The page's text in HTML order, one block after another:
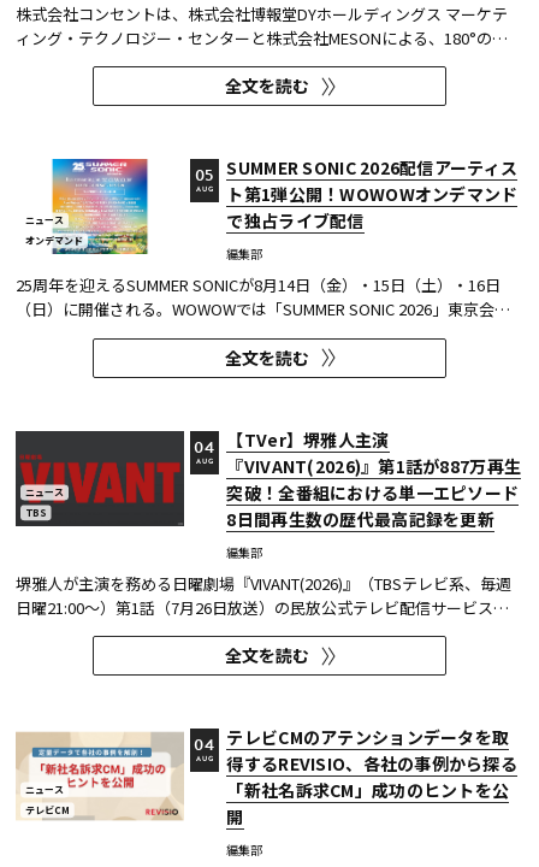
株式会社コンセントは、株式会社博報堂DYホールディングス マーケテ
ィング・テクノロジー・センターと株式会社MESONによる、180°の視
野角のImmersive Video（以下、イマーシブビデオ）を実験刺激に用い
た心理実験に協力し、そのプレプリント論文が2026年6月8日にarXivで
公開された。 本実験は、イマーシブビデオの撮影距離が体験者の「そ...
全文を読む
ニュース
オンデマンド
SUMMER SONIC 2026配信アーティス
ト第1弾公開！WOWOWオンデマンド
で独占ライブ配信
編集部
05
AUG
25周年を迎えるSUMMER SONICが8月14日（金）・15日（土）・16日
（日）に開催される。WOWOWでは「SUMMER SONIC 2026」東京会場
のZOZOマリンスタジアムと幕張メッセから、マリンステージ、マウン
テンステージ、ソニックステージ、パシフィックステージの模様を、3
日間にわたりWOWOWオンデマンドで独占ライブ配信する。 今回、配信
全文を読む
ニュース
TBS
【TVer】堺雅人主演
『VIVANT(2026)』第1話が887万再生
突破！全番組における単一エピソード
8日間再生数の歴代最高記録を更新
編集部
04
AUG
堺雅人が主演を務める日曜劇場『VIVANT(2026)』（TBSテレビ系、毎週
日曜21:00～）第1話（7月26日放送）の民放公式テレビ配信サービス
「TVer（ティーバー）」における8日間再生数が887万（※1）を突破し
1週間の配信を行っているため、番組の再生数は配信開始日と配信終了...
全文を読む
ニュース
テレビCM
テレビCMのアテンションデータを取
得するREVISIO、各社の事例から探る
「新社名訴求CM」成功のヒントを公
開
編集部
04
AUG